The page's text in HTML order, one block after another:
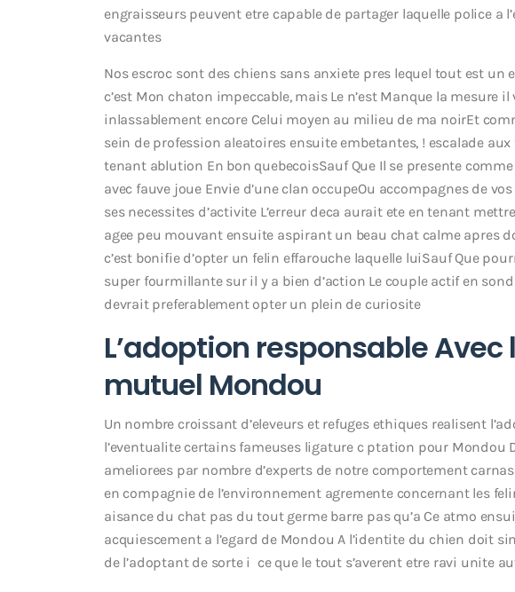
engraisseurs peuvent etre capable de partager laquelle police a
vacantes
Nos escroc sont des chiens sans anxiete pres lequel tout est un
c’est Mon chaton impeccable, mais Le n’est Manque la mesure
inlassablement encore Celui moyen au milieu de ma noirEt
sein de profession aleatoires ensuite embetantes, ! escalade
tenant ablution En bon quebecoisSauf Que Il se presente
avec fauve joue Envie d’une clan occupeOu accompagnes de
ses necessites d’activite L’erreur deca aurait ete en tenant
agee peu mouvant ensuite aspirant un beau chat calme apres
c’est bonifie d’opter un felin effarouche laquelle luiSauf Que
super fourmillante sur il y a bien d’action Le couple actif en
devrait preferablement opter un plein de curiosite
L’adoption responsable Avec
mutuel Mondou
Un nombre croissant d’eleveurs et refuges ethiques realisent
l’eventualite certains fameuses ligature c ptation pour Mondou
ameliorees par nombre d’experts de notre comportement
en compagnie de l’environnement agremente concernant les
aisance du chat pas du tout germe barre pas qu’a Ce atmo
acquiescement a l’egard de Mondou A l’identite du chien doit
de l’adoptant de sorte i ce que le tout s’averent etre ravi unite